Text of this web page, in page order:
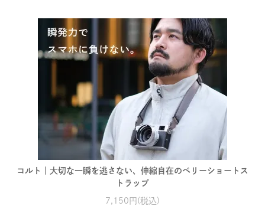
コルト｜大切な一瞬を逃さない、伸縮自在のベリーショートス
トラップ
7,150円(税込)